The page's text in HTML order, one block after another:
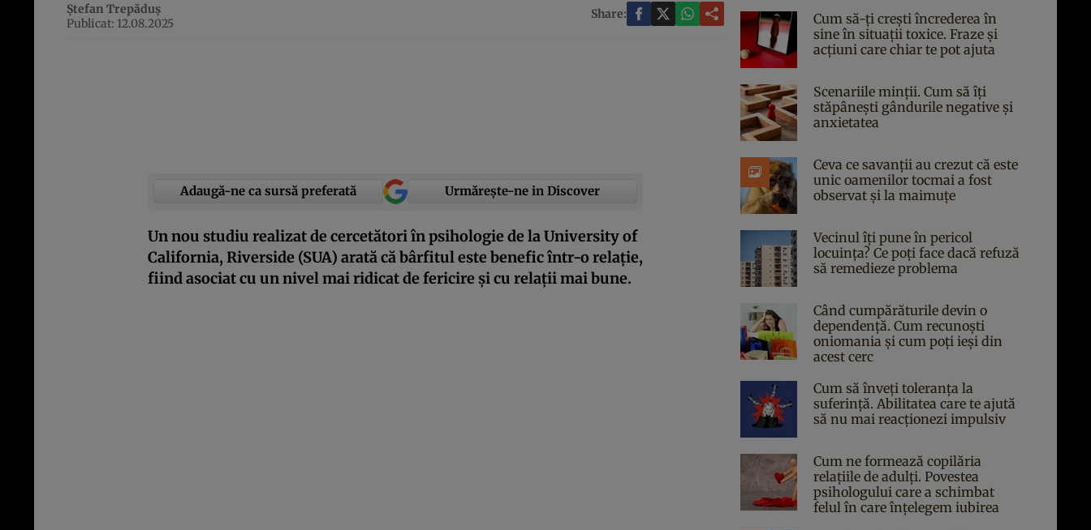
Ștefan Trepăduș
Publicat: 12.08.2025
Share:
Adaugă-ne ca sursă preferată Urmărește-ne in Discover
Un nou studiu realizat de cercetători în psihologie de la University of
California, Riverside (SUA) arată că bârfitul este benefic într-o relație,
fiind asociat cu un nivel mai ridicat de fericire și cu relații mai bune.
Cum să-ți crești încrederea în
sine în situații toxice. Fraze și
acțiuni care chiar te pot ajuta
Scenariile minții. Cum să îți
stăpânești gândurile negative și
anxietatea
Ceva ce savanții au crezut că este
unic oamenilor tocmai a fost
observat și la maimuțe
Vecinul îți pune în pericol
locuința? Ce poți face dacă refuză
să remedieze problema
Când cumpărăturile devin o
dependență. Cum recunoști
oniomania și cum poți ieși din
acest cerc
Cum să înveți toleranța la
suferință. Abilitatea care te ajută
să nu mai reacționezi impulsiv
Cum ne formează copilăria
relațiile de adulți. Povestea
psihologului care a schimbat
felul în care înțelegem iubirea